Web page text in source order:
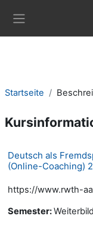
Startseite
Deutsch als
(Online-Coaching)
https://www.rwth-
Semester: